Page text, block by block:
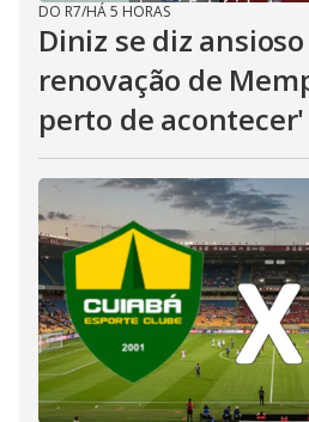
DO R7/HÁ 5 HORAS
Diniz se diz
renovação de
perto de acontecer'